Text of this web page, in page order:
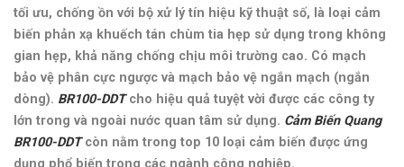
tối ưu, chống ồn với bộ xử lý tín hiệu kỹ thuật số, là loại cảm
biến phản xạ khuếch tán chùm tia hẹp sử dụng trong không
gian hẹp, khả năng chống chịu môi trường cao. Có mạch
bảo vệ phân cực ngược và mạch bảo vệ ngắn mạch (ngắn
dòng). BR100-DDTcho hiệu quả tuyệt vời được các công ty
lớn trong và ngoài nước quan tâm sử dụng. Cảm Biến Quang
BR100-DDTcòn nằm trong top 10 loại cảm biến được ứng
dụng phổ biến trong các ngành công nghiệp.